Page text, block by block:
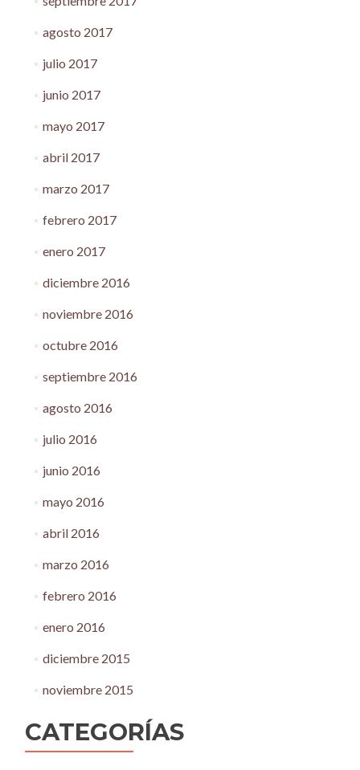
agosto 2017
julio 2017
junio 2017
mayo 2017
abril 2017
marzo 2017
febrero 2017
enero 2017
diciembre 2016
noviembre 2016
octubre 2016
septiembre 2016
agosto 2016
julio 2016
junio 2016
mayo 2016
abril 2016
marzo 2016
febrero 2016
enero 2016
diciembre 2015
noviembre 2015
CATEGORÍAS